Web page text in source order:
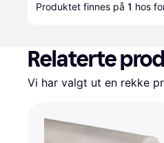
Produktet finnes på 1 hos
Relaterte
Vi har valgt ut en rekke